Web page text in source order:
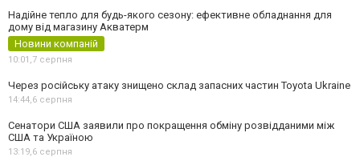
Надійне тепло для будь-якого сезону: ефективне обладнання для
дому від магазину Акватерм
Новини компаній
10:01,7 серпня
Через російську атаку знищено склад запасних частин Toyota Ukraine
14:44,6 серпня
Сенатори США заявили про покращення обміну розвідданими між
США та Україною
13:19,6 серпня